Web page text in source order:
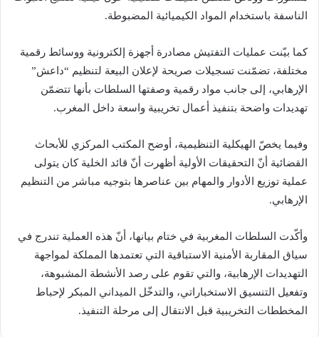
الناسفة باستخدام المواد الكيميائية المضبوطة.
كما بيّنت عمليات التفتيش مصادرة أجهزة إلكترونية ووسائط رقمية
مختلفة، تضمّنت تسجيلات صريحة لإعلان البيعة لتنظيم “داعش”
الإرهابي، إلى جانب مواد رقمية وصفتها السلطات بأنها تتضمّن
تهديدات واضحة بتنفيذ أعمال تخريبية واسعة داخل المغرب.
وفيما يخصّ الهيكلية التنظيمية، أوضح المكتب المركزي للأبحاث
القضائية أنّ التحقيقات الأولية أظهرت أنّ قائد الخلية كان يتولى
عملية توزيع الأدوار والمهام بين عناصرها بتوجيه مباشر من التنظيم
الإرهابي.
وأكّدت السلطات المغربية في ختام بيانها، أنّ هذه العملية تندرج في
سياق المقاربة الأمنية الاستباقية التي تعتمدها المملكة لمواجهة
التهديدات الإرهابية، والتي تقوم على رصد الأنشطة المشبوهة،
وتفعيل التنسيق الاستخباراتي، والتدخّل الميداني المبكر لإحباط
المخططات التخريبية قبل الانتقال إلى مرحلة التنفيذ.